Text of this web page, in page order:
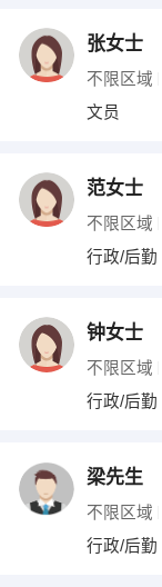
编辑
其他职位
张女士
不限区域
文员
范女士
不限区域
行政/后勤
钟女士
不限区域
行政/后勤
梁先生
不限区域
行政/后勤